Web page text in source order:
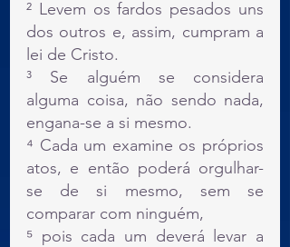
² Levem os fardos pesados uns
dos outros e, assim, cumpram a
lei de Cristo.
³ Se alguém se considera
alguma coisa, não sendo nada,
engana-se a si mesmo.
⁴ Cada um examine os próprios
atos, e então poderá orgulhar-
se de si mesmo, sem se
comparar com ninguém,
⁵ pois cada um deverá levar a